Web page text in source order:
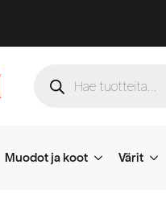
search
Muodot ja koot Värit